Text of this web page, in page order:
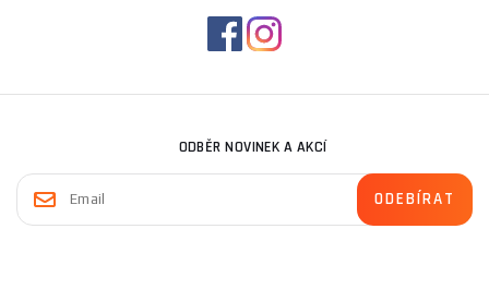
ODBĚR NOVINEK A AKCÍ